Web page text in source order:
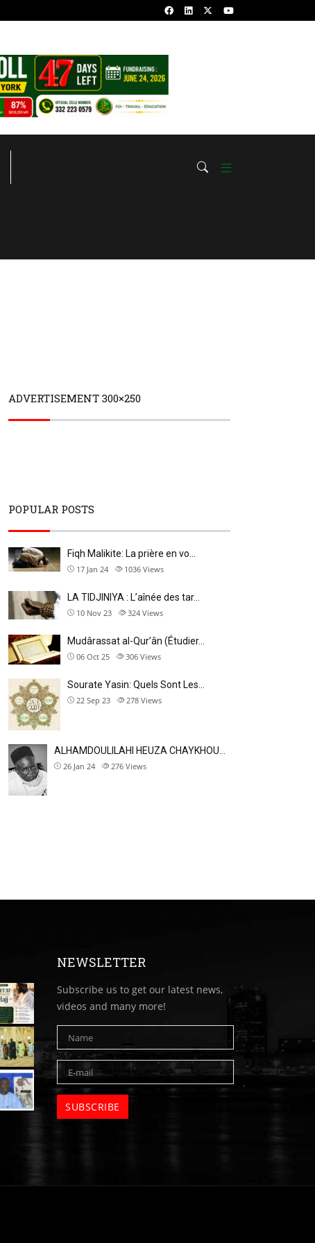
Sourate Yasin: Quels Sont Les Bienfaits Et
ADVERTISEMENT 300×250
POPULAR POSTS
Fiqh Malikite: La prière en vo…
17 Jan 24 1036 Views
LA TIDJINIYA : L’aînée des tar…
10 Nov 23 324 Views
Mudârassat al-Qurʼân (Étudier…
06 Oct 25 306 Views
Sourate Yasin: Quels Sont Les…
22 Sep 23 278 Views
ALHAMDOULILAHI HEUZA CHAYKHOU…
26 Jan 24 276 Views
NEWSLETTER
Subscribe us to get our latest news,
videos and many more!